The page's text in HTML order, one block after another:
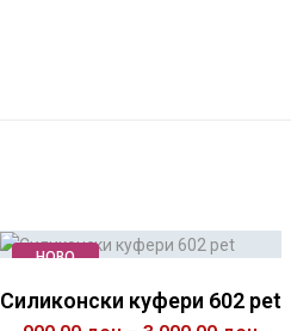
НОВО
Силиконски куфери 602 pet